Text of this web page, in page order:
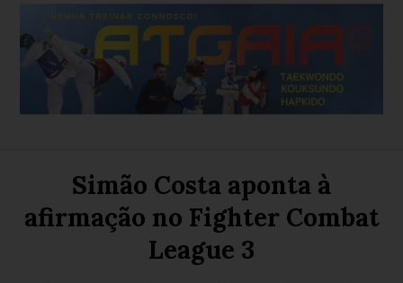
Simão Costa aponta à
afirmação no Fighter Combat
League 3